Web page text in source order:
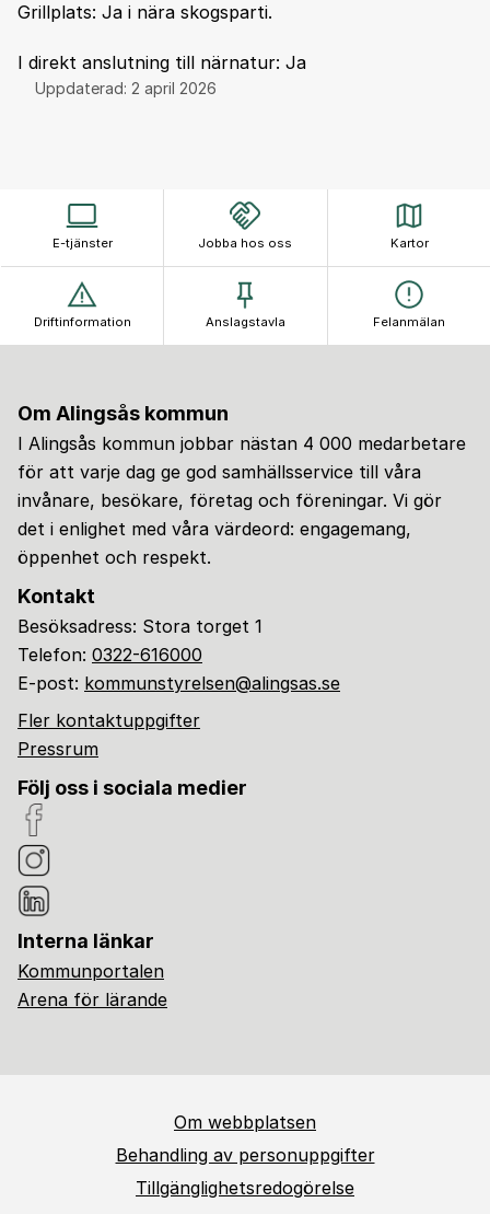
Grillplats: Ja i nära skogsparti.
I direkt anslutning till närnatur: Ja
Uppdaterad: 2 april 2026
E-tjänster Jobba hos oss Kartor
Driftinformation Anslagstavla Felanmälan
Om Alingsås kommun
I Alingsås kommun jobbar nästan 4 000 medarbetare
för att varje dag ge god samhällsservice till våra
invånare, besökare, företag och föreningar. Vi gör
det i enlighet med våra värdeord: engagemang,
öppenhet och respekt.
Kontakt
Besöksadress: Stora torget 1
Telefon: 0322-616000
E-post: kommunstyrelsen@alingsas.se
Fler kontaktuppgifter
Pressrum
Följ oss i sociala medier
Interna länkar
Kommunportalen
Arena för lärande
Om webbplatsen
Behandling av personuppgifter
Tillgänglighetsredogörelse